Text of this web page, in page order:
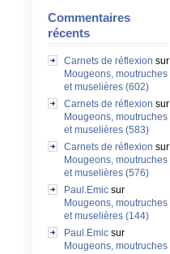
Commentaires
récents
Carnets de réflexion sur
Mougeons, moutruches
et muselières (602)
Carnets de réflexion sur
Mougeons, moutruches
et muselières (583)
Carnets de réflexion sur
Mougeons, moutruches
et muselières (576)
Paul.Emic sur
Mougeons, moutruches
et muselières (144)
Paul.Emic sur
Mougeons, moutruches